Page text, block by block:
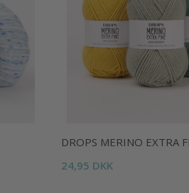
DROPS MERINO EXTRA
24,95 DKK